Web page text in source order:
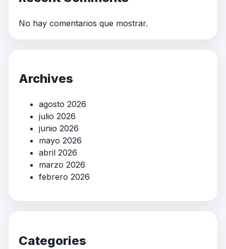
No hay comentarios que mostrar.
Archives
agosto 2026
julio 2026
junio 2026
mayo 2026
abril 2026
marzo 2026
febrero 2026
Categories